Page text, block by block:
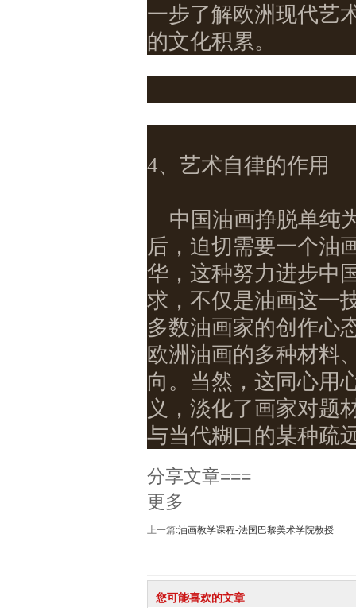
一步了解欧洲现代艺
的文化积累。
4、艺术自律的作用
中国油画挣脱单纯
后，迫切需要一个油
华，这种努力进步中
求，不仅是油画这一
多数油画家的创作心
欧洲油画的多种材料
向。当然，这同心用
义，淡化了画家对题
与当代糊口的某种疏
分享文章===
更多
上一篇:油画教学课程-法国巴黎美术学院教授
您可能喜欢的文章